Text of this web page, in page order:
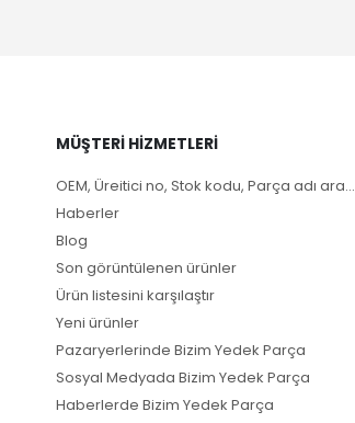
MÜŞTERI HIZMETLERI
OEM, Üreitici no, Stok kodu, Parça adı ara...
Haberler
Blog
Son görüntülenen ürünler
Ürün listesini karşılaştır
Yeni ürünler
Pazaryerlerinde Bizim Yedek Parça
Sosyal Medyada Bizim Yedek Parça
Haberlerde Bizim Yedek Parça